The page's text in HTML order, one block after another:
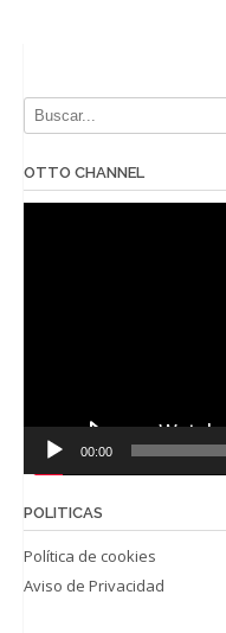
OTTO CHANNEL
00:00
POLITICAS
Política de cookies
Aviso de Privacidad